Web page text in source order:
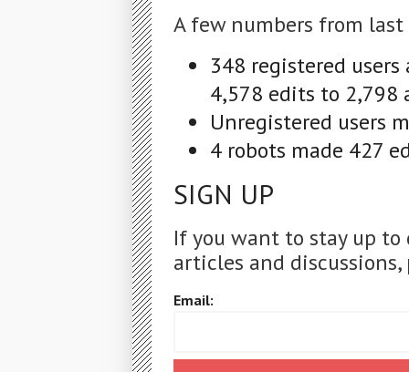
A few numbers from last
348 registered
4,578 edits to 2,798
Unregistered users
4 robots made 427
SIGN UP
If you want to stay up
articles and
Email: